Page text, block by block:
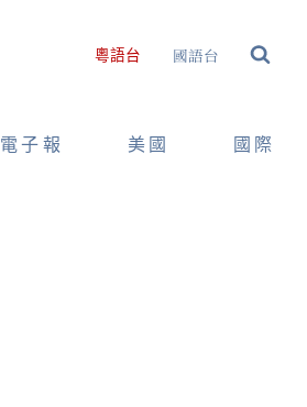
粵語台 國語台
電子報 美國 國際